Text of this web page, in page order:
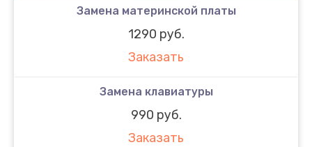
Замена материнской платы
1290 руб.
Заказать
Замена клавиатуры
990 руб.
Заказать